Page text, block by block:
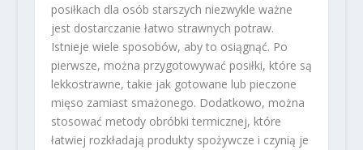
posiłkach dla osób starszych niezwykle ważne
jest dostarczanie łatwo strawnych potraw.
Istnieje wiele sposobów, aby to osiągnąć. Po
pierwsze, można przygotowywać posiłki, które są
lekkostrawne, takie jak gotowane lub pieczone
mięso zamiast smażonego. Dodatkowo, można
stosować metody obróbki termicznej, które
łatwiej rozkładają produkty spożywcze i czynią je